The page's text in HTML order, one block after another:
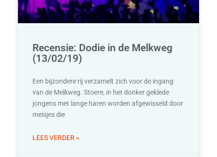
Recensie: Dodie in de Melkweg
(13/02/19)
Een bijzondere rij verzamelt zich voor de ingang
van de Melkweg. Stoere, in het donker geklede
jongens met lange haren worden afgewisseld door
meisjes die
LEES VERDER »